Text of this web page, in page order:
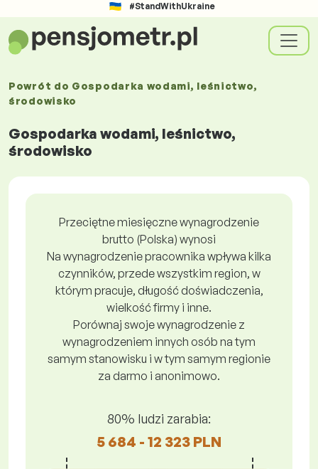
#StandWithUkraine
Powrót do Gospodarka wodami, leśnictwo,
środowisko
Gospodarka wodami, leśnictwo,
środowisko
Przeciętne miesięczne wynagrodzenie
brutto (Polska) wynosi
Na wynagrodzenie pracownika wpływa kilka
czynników, przede wszystkim region, w
którym pracuje, długość doświadczenia,
wielkość firmy i inne.
Porównaj swoje wynagrodzenie z
wynagrodzeniem innych osób na tym
samym stanowisku i w tym samym regionie
za darmo i anonimowo.
80% ludzi zarabia:
5 684 - 12 323 PLN